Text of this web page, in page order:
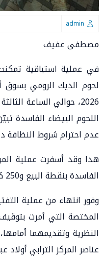
admin
مصطفى عفيف
في عملية استباقية
2026، حوالي الساعة
اللحوم البيضاء الفاسدة
عدم احترام شروط النظافة
الفاسدة بنقطة البيع و250 كلغ من اللحوم المجمدة بالمخزن.
وفور انتهاء من عملية
المختصة التي أمرت
النظرية وتقديمهما
عناصر المركز الترابي أولاد